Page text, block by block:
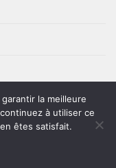
la meilleure
à utiliser ce
êtes satisfait.